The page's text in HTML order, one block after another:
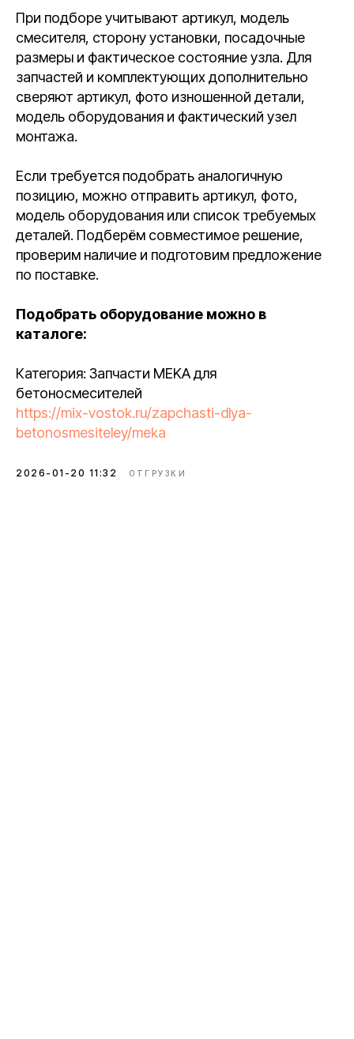
При подборе учитывают артикул, модель
смесителя, сторону установки, посадочные
размеры и фактическое состояние узла. Для
запчастей и комплектующих дополнительно
сверяют артикул, фото изношенной детали,
модель оборудования и фактический узел
монтажа.
Если требуется подобрать аналогичную
позицию, можно отправить артикул, фото,
модель оборудования или список требуемых
деталей. Подберём совместимое решение,
проверим наличие и подготовим предложение
по поставке.
Подобрать оборудование можно в
каталоге:
Категория: Запчасти MEKA для
бетоносмесителей
https://mix-vostok.ru/zapchasti-dlya-
betonosmesiteley/meka
2026-01-20 11:32 ОТГРУЗКИ